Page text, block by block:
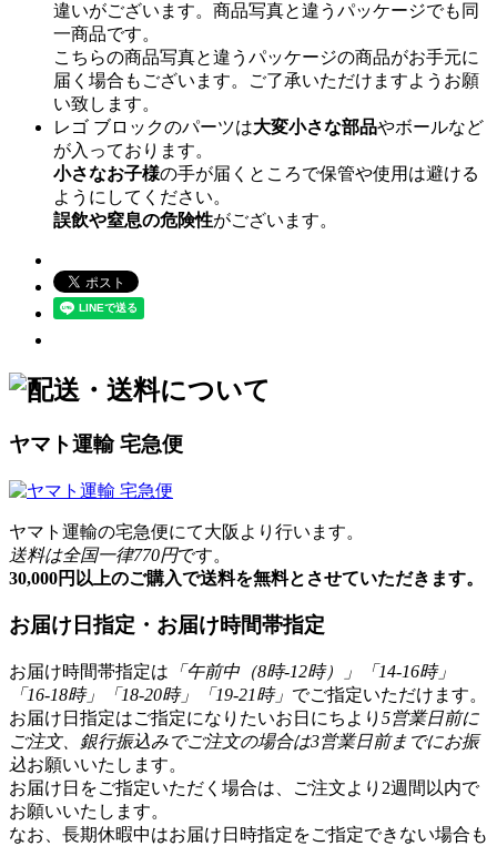
違いがございます。商品写真と違うパッケージでも同
一商品です。
こちらの商品写真と違うパッケージの商品がお手元に
届く場合もございます。ご了承いただけますようお願
い致します。
レゴ ブロックのパーツは大変小さな部品やボールなど
が入っております。
小さなお子様の手が届くところで保管や使用は避ける
ようにしてください。
誤飲や窒息の危険性がございます。
ヤマト運輸 宅急便
ヤマト運輸の宅急便にて大阪より行います。
送料は全国一律770円です。
30,000円以上のご購入で送料を無料とさせていただきます。
お届け日指定・お届け時間帯指定
お届け時間帯指定は 「午前中（8時-12時）」「14-16時」
「16-18時」「18-20時」「19-21時」 でご指定いただけます。
お届け日指定はご指定になりたいお日にちより 5営業日前に
ご注文、銀行振込みでご注文の場合は3営業日前までにお振
込お願いいたします。
お届け日をご指定いただく場合は、ご注文より2週間以内で
お願いいたします。
なお、長期休暇中はお届け日時指定をご指定できない場合も